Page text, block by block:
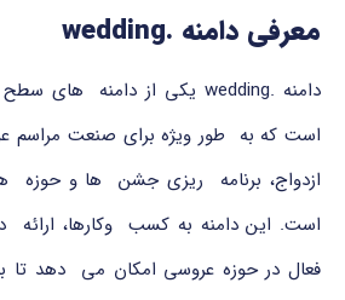
معرفی دامنه .wedding
است که به طور ویژه برای صنعت مراسم
ازدواج، برنامه ریزی جشن ها و حوزه
است. این دامنه به کسب وکارها، ارائه
فعال در حوزه عروسی امکان می دهد تا